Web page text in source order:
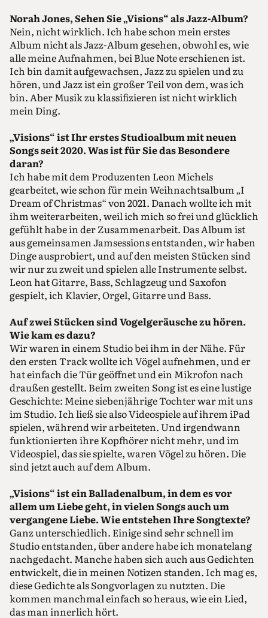
Norah Jones, Sehen Sie „Visions“ als Jazz-Album?
Nein, nicht wirklich. Ich habe schon mein erstes
Album nicht als Jazz-Album gesehen, obwohl es, wie
alle meine Aufnahmen, bei Blue Note erschienen ist.
Ich bin damit aufgewachsen, Jazz zu spielen und zu
hören, und Jazz ist ein großer Teil von dem, was ich
bin. Aber Musik zu klassifizieren ist nicht wirklich
mein Ding.
„Visions“ ist Ihr erstes Studioalbum mit neuen
Songs seit 2020. Was ist für Sie das Besondere
daran?
Ich habe mit dem Produzenten Leon Michels
gearbeitet, wie schon für mein Weihnachtsalbum „I
Dream of Christmas“ von 2021. Danach wollte ich mit
ihm weiterarbeiten, weil ich mich so frei und glücklich
gefühlt habe in der Zusammenarbeit. Das Album ist
aus gemeinsamen Jamsessions entstanden, wir haben
Dinge ausprobiert, und auf den meisten Stücken sind
wir nur zu zweit und spielen alle Instrumente selbst.
Leon hat Gitarre, Bass, Schlagzeug und Saxo­fon
gespielt, ich Klavier, Orgel, Gitarre und Bass.
Auf zwei Stücken sind Vogelgeräusche zu hören.
Wie kam es dazu?
Wir waren in einem Studio bei ihm in der Nähe. Für
den ersten Track wollte ich Vögel aufnehmen, und er
hat einfach die Tür geöffnet und ein Mikrofon nach
draußen gestellt. Beim zweiten Song ist es eine lustige
Geschichte: Meine siebenjährige Tochter war mit uns
im Studio. Ich ließ sie also Videospiele auf ihrem iPad
spielen, während wir arbeiteten. Und irgendwann
funktionierten ihre Kopfhörer nicht mehr, und im
Videospiel, das sie spielte, waren Vögel zu hören. Die
sind jetzt auch auf dem Album.
„Visions“ ist ein Balladenalbum, in dem es vor
allem um Liebe geht, in vielen Songs auch um
vergangene Liebe. Wie entstehen Ihre Songtexte?
Ganz unterschiedlich. Einige sind sehr schnell im
Studio entstanden, über andere habe ich monatelang
nachgedacht. Manche haben sich auch aus Gedichten
entwickelt, die in meinen Notizen standen. Ich mag es,
diese Gedichte als Songvorlagen zu nutzten. Die
kommen manchmal einfach so heraus, wie ein Lied,
das man innerlich hört.